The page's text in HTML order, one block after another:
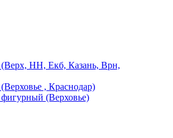
НН, Екб, Казань, Врн,
, Краснодар)
(Верховье)